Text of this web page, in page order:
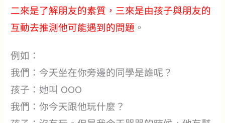
二來是了解朋友的素質，三來是由孩子與朋友的
互動去推測他可能遇到的問題 。
例如：
我們：今天坐在你旁邊的同學是誰呢？
孩子：她叫 OOO
我們：你今天跟他玩什麼？